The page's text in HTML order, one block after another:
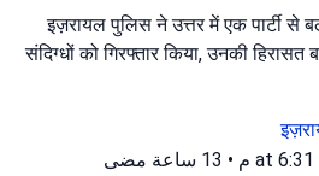
इज़रायल पुलिस ने उत्तर में एक पार्टी से
संदिग्धों को गिरफ्तार किया, उनकी हिरासत
• 13 ساعة مضى